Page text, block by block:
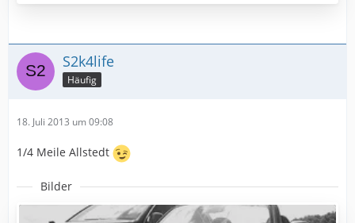
S2k4life
Häufig
18. Juli 2013 um 09:08
1/4 Meile Allstedt
Bilder